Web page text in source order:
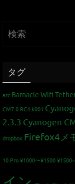
タグ
arc Barnacle Wifi
CM7.0 RC4 k001
2.3.3 Cyanogen
dropbox Firefox4メ
10 Pro ¥1000〜¥1500